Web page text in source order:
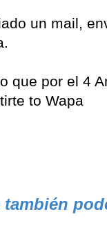
un mail,
que por el 4
to Wapa
también